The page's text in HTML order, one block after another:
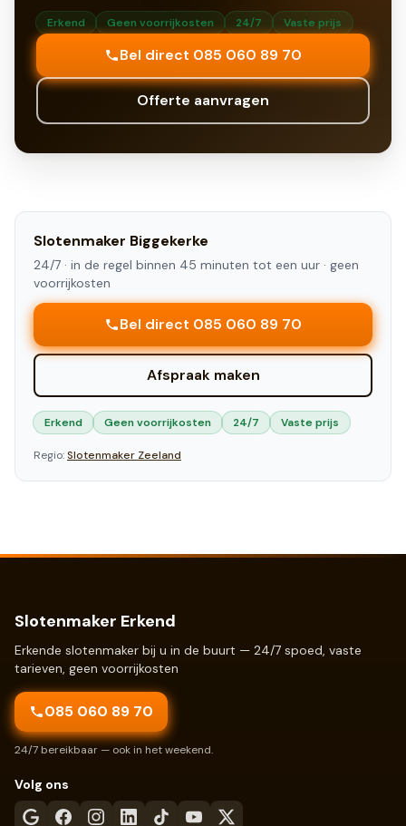
Erkend Geen voorrijkosten 24/7 Vaste prijs
Bel direct 085 060 89 70
Offerte aanvragen
Slotenmaker Biggekerke
24/7 · in de regel binnen 45 minuten tot een uur · geen
voorrijkosten
Bel direct 085 060 89 70
Afspraak maken
Erkend Geen voorrijkosten 24/7 Vaste prijs
Regio:Slotenmaker Zeeland
Slotenmaker Erkend
Erkende slotenmaker bij u in de buurt — 24/7 spoed, vaste
tarieven, geen voorrijkosten
085 060 89 70
24/7 bereikbaar — ook in het weekend.
Volg ons